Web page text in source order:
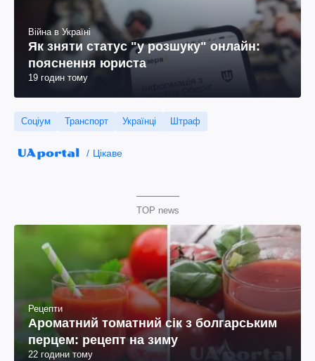
Війна в Україні
Як зняти статус "у розшуку" онлайн:
пояснення юриста
19 годин тому
Соціум Транспорт Українці Штраф
Цікаве
TOP news
Рецепти
Ароматний томатний сік з болгарським
перцем: рецепт на зиму
22 години тому